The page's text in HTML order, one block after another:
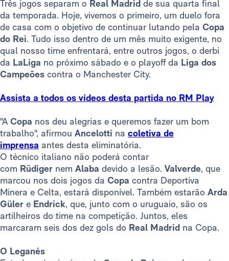
Três jogos separam o Real Madrid de sua quarta final
da temporada. Hoje, vivemos o primeiro, um duelo fora
de casa com o objetivo de continuar lutando pela Copa
do Rei. Tudo isso dentro de um mês muito exigente, no
qual nosso time enfrentará, entre outros jogos, o derbi
da LaLiga no próximo sábado e o playoff da Liga dos
Campeões contra o Manchester City.
Assista a todos os vídeos desta partida no RM Play
"A Copa nos deu alegrias e queremos fazer um bom
trabalho", afirmou Ancelotti na coletiva de
imprensa antes desta eliminatória.
O técnico italiano não poderá contar
com Rüdiger nem Alaba devido a lesão. Valverde, que
marcou nos dois jogos da Copa contra Deportiva
Minera e Celta, estará disponível. Também estarão Arda
Güler e Endrick, que, junto com o uruguaio, são os
artilheiros do time na competição. Juntos, eles
marcaram seis dos dez gols do Real Madrid na Copa.
O Leganés